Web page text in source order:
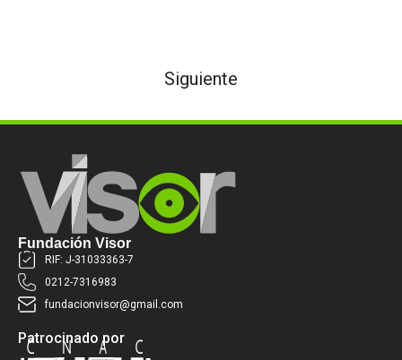
Siguiente
Fundación Visor
RIF: J-31033363-7
0212-7316983
fundacionvisor@gmail.com
Patrocinado por